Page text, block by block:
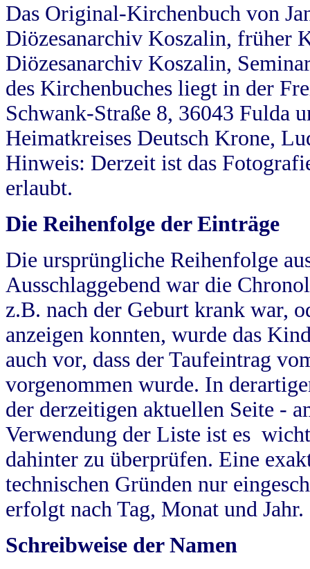
Das Original-Kirchenbuch von
Diözesanarchiv Koszalin, früher
Diözesanarchiv Koszalin,
des Kirchenbuches liegt in der
Schwank-Straße 8, 36043 Fulda
Heimatkreises Deutsch Krone,
Hinweis: Derzeit ist das
erlaubt.
Die Reihenfolge der Einträge
Die ursprüngliche Reihenfolge
Ausschlaggebend war die
z.B. nach der Geburt krank war,
anzeigen konnten, wurde das
auch vor, dass der Taufeintrag
vorgenommen wurde. In
der derzeitigen aktuellen Seite -
Verwendung der Liste ist es
dahinter zu überprüfen. Eine
technischen Gründen nur
erfolgt nach Tag, Monat und Jahr.
Schreibweise der Namen